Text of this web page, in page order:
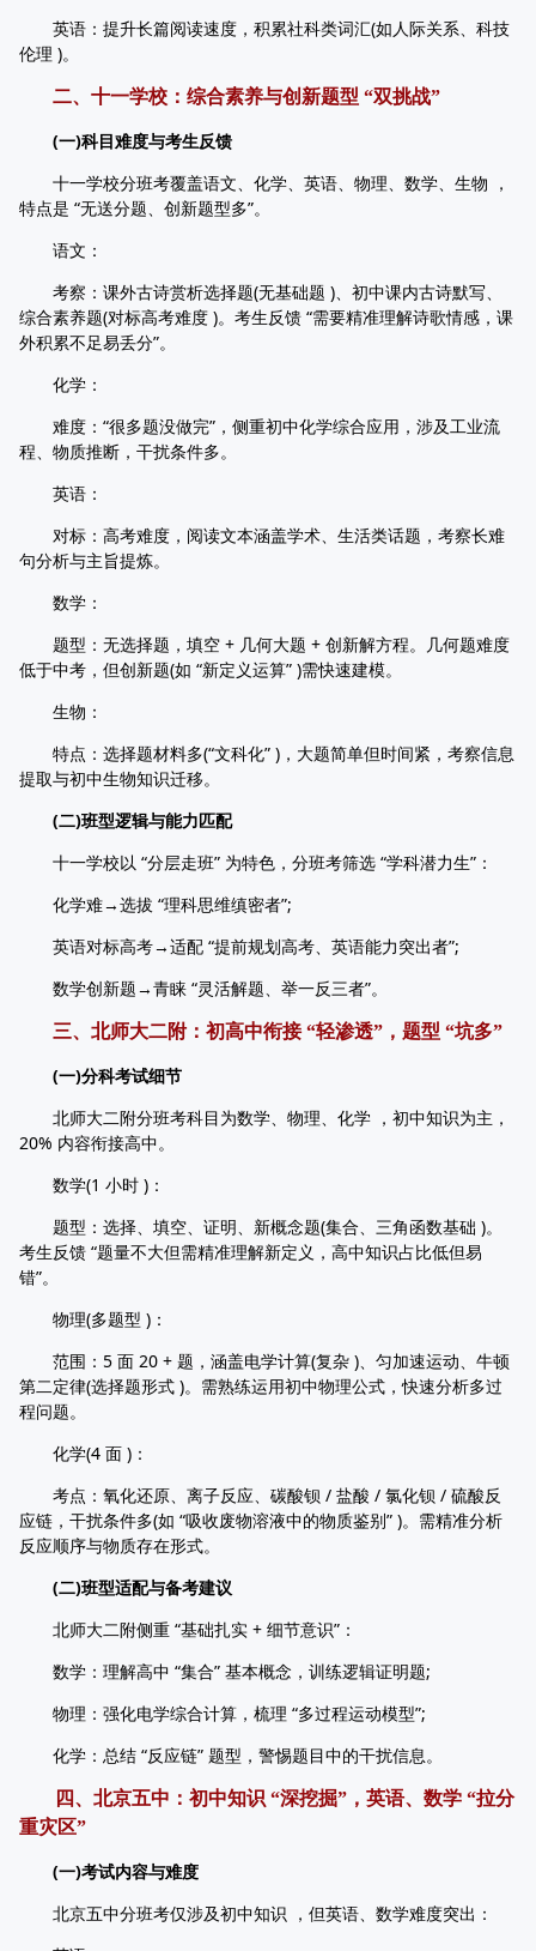
英语：提升长篇阅读速度，积累社科类词汇(如人际关系、科技
伦理 )。
二、十一学校：综合素养与创新题型 “双挑战”
(一)科目难度与考生反馈
十一学校分班考覆盖语文、化学、英语、物理、数学、生物 ，
特点是 “无送分题、创新题型多”。
语文：
考察：课外古诗赏析选择题(无基础题 )、初中课内古诗默写、
综合素养题(对标高考难度 )。考生反馈 “需要精准理解诗歌情感，课
外积累不足易丢分”。
化学：
难度：“很多题没做完”，侧重初中化学综合应用，涉及工业流
程、物质推断，干扰条件多。
英语：
对标：高考难度，阅读文本涵盖学术、生活类话题，考察长难
句分析与主旨提炼。
数学：
题型：无选择题，填空 + 几何大题 + 创新解方程。几何题难度
低于中考，但创新题(如 “新定义运算” )需快速建模。
生物：
特点：选择题材料多(“文科化” )，大题简单但时间紧，考察信息
提取与初中生物知识迁移。
(二)班型逻辑与能力匹配
十一学校以 “分层走班” 为特色，分班考筛选 “学科潜力生”：
化学难→选拔 “理科思维缜密者”;
英语对标高考→适配 “提前规划高考、英语能力突出者”;
数学创新题→青睐 “灵活解题、举一反三者”。
三、北师大二附：初高中衔接 “轻渗透”，题型 “坑多”
(一)分科考试细节
北师大二附分班考科目为数学、物理、化学 ，初中知识为主，
20% 内容衔接高中。
数学(1 小时 )：
题型：选择、填空、证明、新概念题(集合、三角函数基础 )。
考生反馈 “题量不大但需精准理解新定义，高中知识占比低但易
错”。
物理(多题型 )：
范围：5 面 20 + 题，涵盖电学计算(复杂 )、匀加速运动、牛顿
第二定律(选择题形式 )。需熟练运用初中物理公式，快速分析多过
程问题。
化学(4 面 )：
考点：氧化还原、离子反应、碳酸钡 / 盐酸 / 氯化钡 / 硫酸反
应链，干扰条件多(如 “吸收废物溶液中的物质鉴别” )。需精准分析
反应顺序与物质存在形式。
(二)班型适配与备考建议
北师大二附侧重 “基础扎实 + 细节意识”：
数学：理解高中 “集合” 基本概念，训练逻辑证明题;
物理：强化电学综合计算，梳理 “多过程运动模型”;
化学：总结 “反应链” 题型，警惕题目中的干扰信息。
四、北京五中：初中知识 “深挖掘”，英语、数学 “拉分
重灾区”
(一)考试内容与难度
北京五中分班考仅涉及初中知识 ，但英语、数学难度突出：